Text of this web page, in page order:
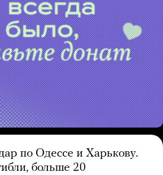
по Одессе и Харькову.
больше 20